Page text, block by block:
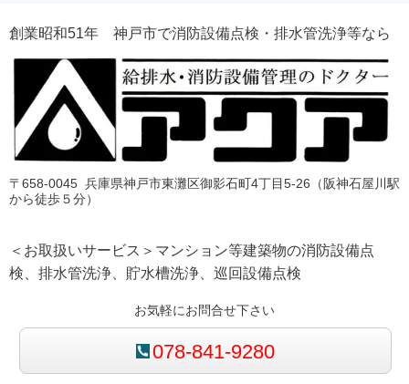
創業昭和51年 神戸市で消防設備点検・排水管洗浄等なら
〒658-0045 兵庫県神戸市東灘区御影石町4丁目5-26（阪神石屋川駅
から徒歩５分）
＜お取扱いサービス＞マンション等建築物の消防設備点
検、排水管洗浄、貯水槽洗浄、巡回設備点検
お気軽にお問合せ下さい
078-841-9280